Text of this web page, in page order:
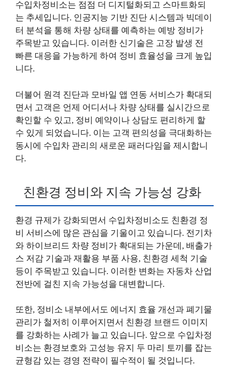
수입차정비소는 점점 더 디지털화되고 스마트화되
는 추세입니다. 인공지능 기반 진단 시스템과 빅데이
터 분석을 통해 차량 상태를 예측하는 예방 정비가
주목받고 있습니다. 이러한 신기술은 고장 발생 전
빠른 대응을 가능하게 하여 정비 효율성을 크게 높입
니다.
더불어 원격 진단과 모바일 앱 연동 서비스가 확대되
면서 고객은 언제 어디서나 차량 상태를 실시간으로
확인할 수 있고, 정비 예약이나 상담도 편리하게 할
수 있게 되었습니다. 이는 고객 편의성을 극대화하는
동시에 수입차 관리의 새로운 패러다임을 제시합니
다.
친환경 정비와 지속 가능성 강화
환경 규제가 강화되면서 수입차정비소도 친환경 정
비 서비스에 많은 관심을 기울이고 있습니다. 전기차
와 하이브리드 차량 정비가 확대되는 가운데, 배출가
스 저감 기술과 재활용 부품 사용, 친환경 세척 기술
등이 주목받고 있습니다. 이러한 변화는 자동차 산업
전반에 걸친 지속 가능성을 대변합니다.
또한, 정비소 내부에서도 에너지 효율 개선과 폐기물
관리가 철저히 이루어지면서 친환경 브랜드 이미지
를 강화하는 사례가 늘고 있습니다. 앞으로 수입차정
비소는 환경보호와 고성능 유지 두 마리 토끼를 잡는
균형감 있는 경영 전략이 필수적이 될 것입니다.